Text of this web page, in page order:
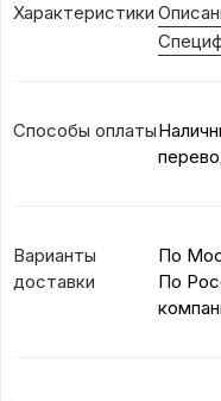
Характеристики
Способы оплаты
Варианты
доставки
По
По